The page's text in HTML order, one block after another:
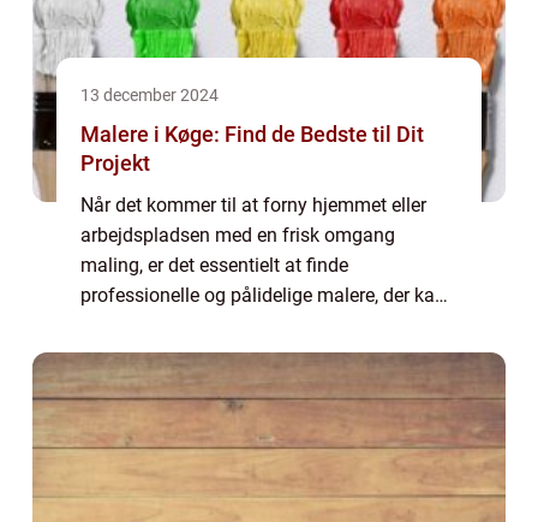
13 december 2024
Malere i Køge: Find de Bedste til Dit
Projekt
Når det kommer til at forny hjemmet eller
arbejdspladsen med en frisk omgang
maling, er det essentielt at finde
professionelle og pålidelige malere, der kan
maleriske by Køge, der er rig på historie og ...